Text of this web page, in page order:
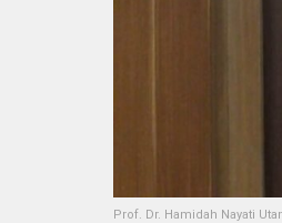
Prof. Dr. Hamidah Nayati